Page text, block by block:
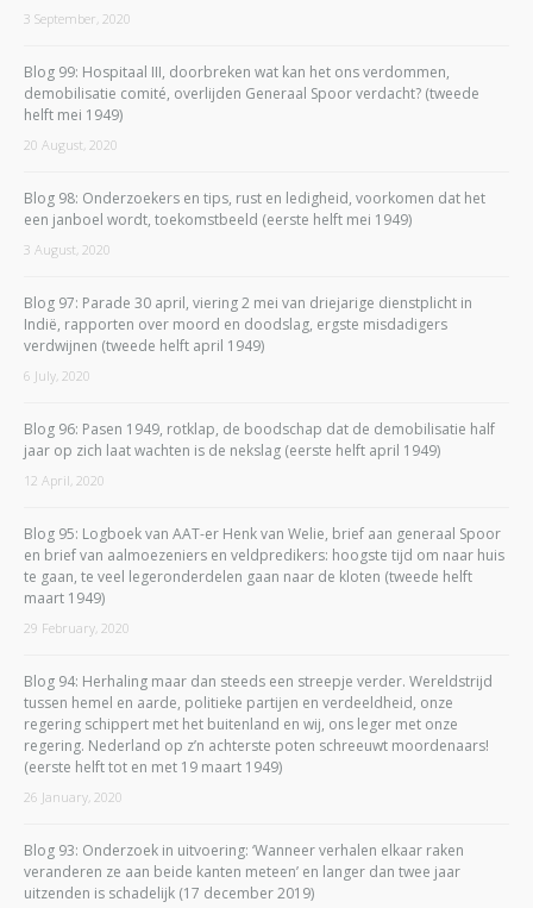
3 September, 2020
Blog 99: Hospitaal III, doorbreken wat kan het ons verdommen,
demobilisatie comité, overlijden Generaal Spoor verdacht? (tweede
helft mei 1949)
20 August, 2020
Blog 98: Onderzoekers en tips, rust en ledigheid, voorkomen dat het
een janboel wordt, toekomstbeeld (eerste helft mei 1949)
3 August, 2020
Blog 97: Parade 30 april, viering 2 mei van driejarige dienstplicht in
Indië, rapporten over moord en doodslag, ergste misdadigers
verdwijnen (tweede helft april 1949)
6 July, 2020
Blog 96: Pasen 1949, rotklap, de boodschap dat de demobilisatie half
jaar op zich laat wachten is de nekslag (eerste helft april 1949)
12 April, 2020
Blog 95: Logboek van AAT-er Henk van Welie, brief aan generaal Spoor
en brief van aalmoezeniers en veldpredikers: hoogste tijd om naar huis
te gaan, te veel legeronderdelen gaan naar de kloten (tweede helft
maart 1949)
29 February, 2020
Blog 94: Herhaling maar dan steeds een streepje verder. Wereldstrijd
tussen hemel en aarde, politieke partijen en verdeeldheid, onze
regering schippert met het buitenland en wij, ons leger met onze
regering. Nederland op z’n achterste poten schreeuwt moordenaars!
(eerste helft tot en met 19 maart 1949)
26 January, 2020
Blog 93: Onderzoek in uitvoering: ‘Wanneer verhalen elkaar raken
veranderen ze aan beide kanten meteen’ en langer dan twee jaar
uitzenden is schadelijk (17 december 2019)